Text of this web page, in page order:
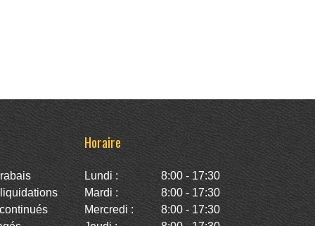
Horaire
Lundi :
8:00 - 17:30
Mardi :
8:00 - 17:30
Mercredi :
8:00 - 17:30